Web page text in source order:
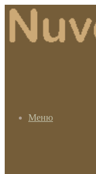
Меню